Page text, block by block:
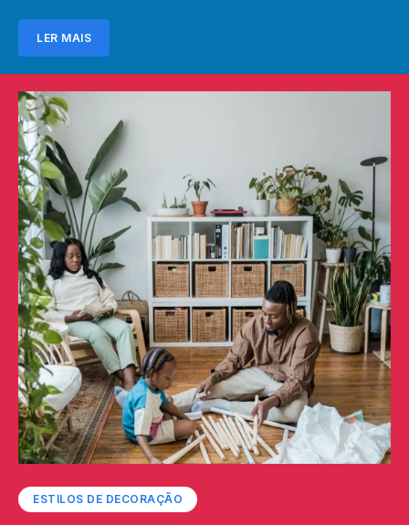
LER MAIS
ESTILOS DE DECORAÇÃO